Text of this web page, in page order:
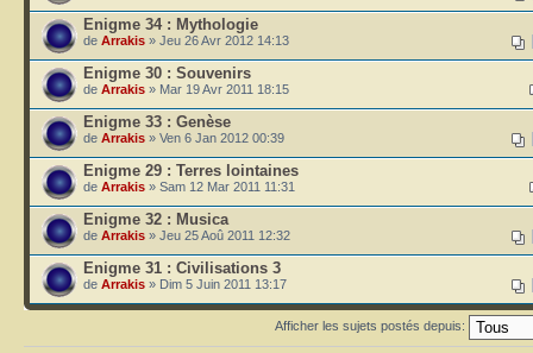
Enigme 34 : Mythologie
de Arrakis » Jeu 26 Avr 2012 14:13
Enigme 30 : Souvenirs
de Arrakis » Mar 19 Avr 2011 18:15
Enigme 33 : Genèse
de Arrakis » Ven 6 Jan 2012 00:39
Enigme 29 : Terres lointaines
de Arrakis » Sam 12 Mar 2011 11:31
Enigme 32 : Musica
de Arrakis » Jeu 25 Aoû 2011 12:32
Enigme 31 : Civilisations 3
de Arrakis » Dim 5 Juin 2011 13:17
Afficher les sujets postés depuis: